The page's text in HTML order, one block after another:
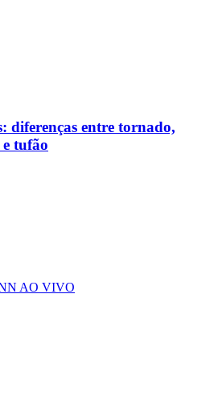
diferenças entre tornado,
tufão
AO VIVO